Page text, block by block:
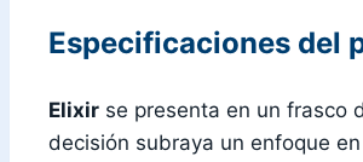
Especificaciones del
Elixir se presenta en un frasco
decisión subraya un enfoque